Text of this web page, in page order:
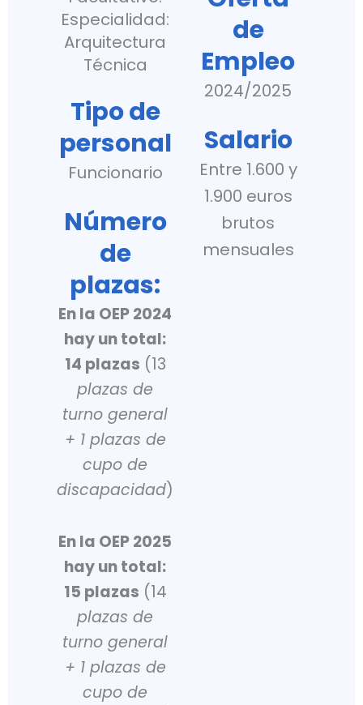
Especialidad:
Arquitectura
Técnica
Tipo de
personal
Funcionario
Número
de
plazas:
En la OEP 2024
hay un total:
14 plazas (13
plazas de
turno general
+ 1 plazas de
cupo de
discapacidad)
En la OEP 2025
hay un total:
15 plazas (14
plazas de
turno general
+ 1 plazas de
cupo de
de
Empleo
2024/2025
Salario
Entre 1.600 y
1.900 euros
brutos
mensuales